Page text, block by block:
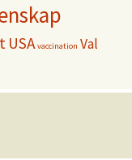
USA vaccination Val